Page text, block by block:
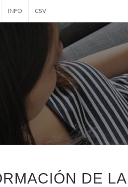
INFO CSV
DE